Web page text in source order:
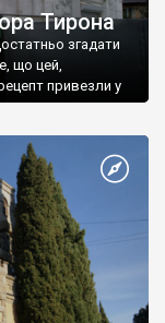
Тирона
згадати
що цей,
привезли у